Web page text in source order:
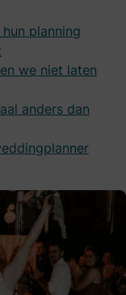
planning
we niet laten
anders dan